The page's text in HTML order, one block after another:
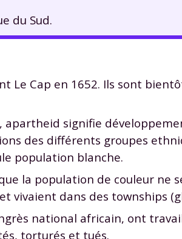
du Sud.
Le Cap en 1652. Ils sont
signifie
des différents groupes
population blanche.
la population de couleur ne
vivaient dans des townships
national africain, ont
torturés et tués.